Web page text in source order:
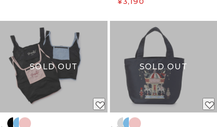
SOLD OUT SOLD OUT